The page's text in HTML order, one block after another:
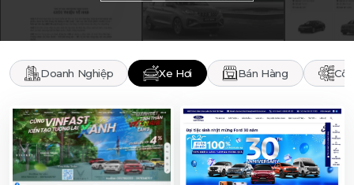
Doanh Nghiệp Xe Hơi Bán Hàng